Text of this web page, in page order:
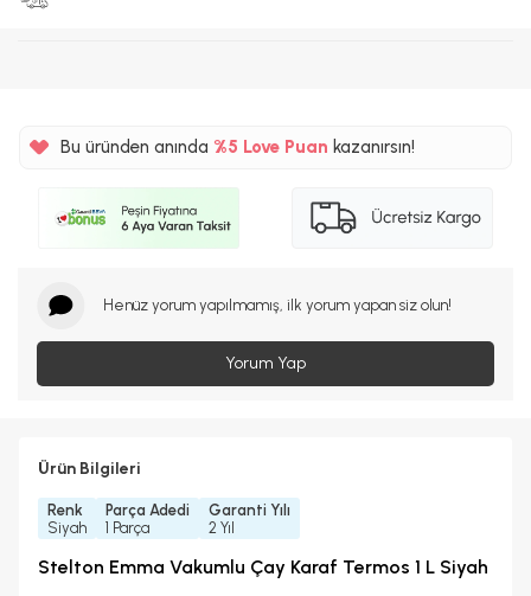
Bu üründen anında %5
%5
Love Puan kazanırsın!
Henüz yorum yapılmamış, ilk yorum yapan siz olun!
Yorum Yap
Ürün Bilgileri
Renk
Siyah
Parça Adedi
1 Parça
Garanti Yılı
2 Yıl
Stelton Emma Vakumlu Çay Karaf Termos 1 L Siyah